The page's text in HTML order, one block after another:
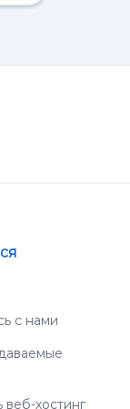
с нами
веб-хостинг